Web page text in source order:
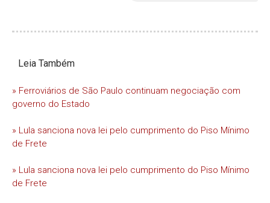
Leia Também
» Ferroviários de São Paulo continuam negociação com
governo do Estado
» Lula sanciona nova lei pelo cumprimento do Piso Mínimo
de Frete
» Lula sanciona nova lei pelo cumprimento do Piso Mínimo
de Frete